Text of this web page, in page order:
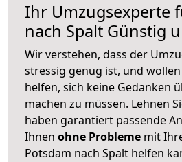
Ihr Umzugsexperte
nach Spalt Günstig
Wir verstehen, dass der
stressig genug ist, und
helfen, sich keine Gedanken
machen zu müssen. Lehnen
haben garantiert passende
Ihnen ohne Probleme mit
Potsdam nach Spalt helfen